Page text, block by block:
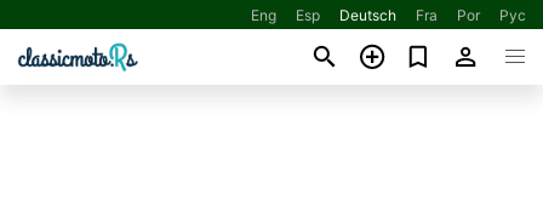
Eng Esp Deutsch Fra Por Рус